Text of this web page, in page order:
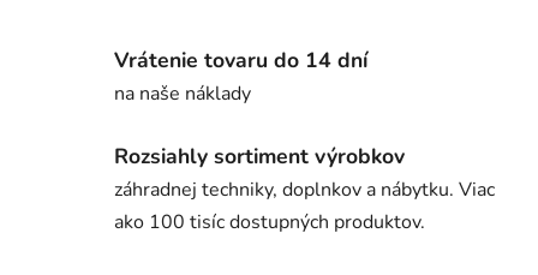
Vrátenie tovaru do 14 dní
na naše náklady
Rozsiahly sortiment výrobkov
záhradnej techniky, doplnkov a nábytku. Viac
ako 100 tisíc dostupných produktov.